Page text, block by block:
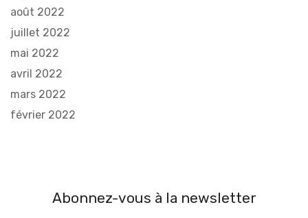
août 2022
juillet 2022
mai 2022
avril 2022
mars 2022
février 2022
Abonnez-vous à la newsletter